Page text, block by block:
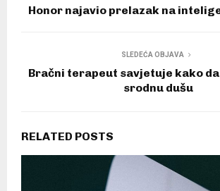
Honor najavio prelazak na
SLEDEĆA OBJAVA
Bračni terapeut savjetuje kako
srodnu dušu
RELATED POSTS